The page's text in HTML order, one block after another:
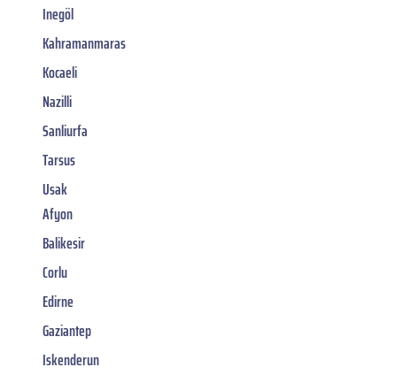
Inegöl
Kahramanmaras
Kocaeli
Nazilli
Sanliurfa
Tarsus
Usak
Afyon
Balikesir
Corlu
Edirne
Gaziantep
Iskenderun